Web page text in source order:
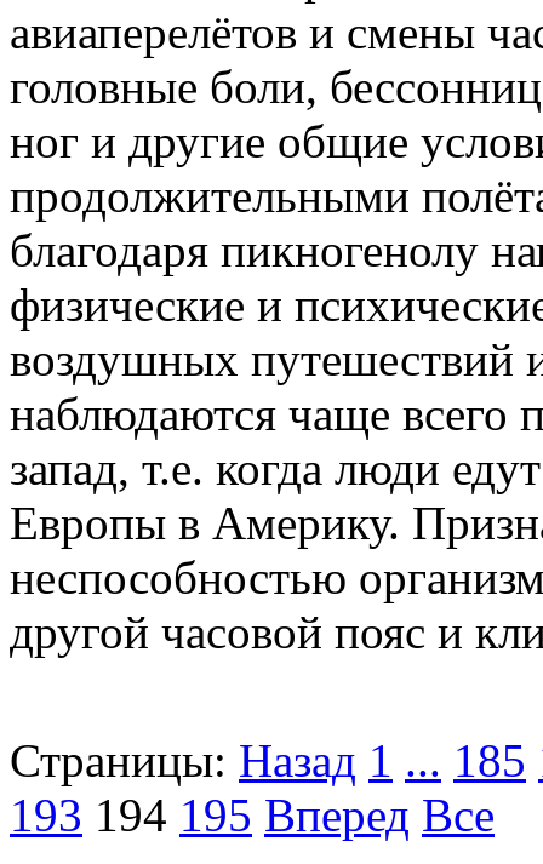
авиаперелётов и смены
головные боли,
ног и другие общие
продолжительными
благодаря пикногенолу
физические и
воздушных путешествий
наблюдаются чаще всего
запад, т.е. когда люди
Европы в Америку.
неспособностью
другой часовой пояс и
Страницы: Назад 1 ... 185
193 194 195 Вперед Все